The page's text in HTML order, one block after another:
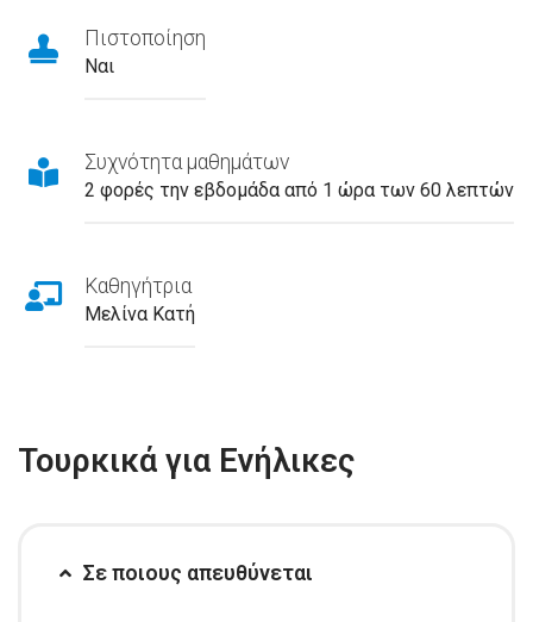
Τουρκικά για Ενήλικες
Σε ποιους απευθύνεται
Πιστοποίηση
Ναι
Συχνότητα μαθημάτων
2 φορές την εβδομάδα από 1 ώρα των 60 λεπτών
Καθηγήτρια
Μελίνα Κατή